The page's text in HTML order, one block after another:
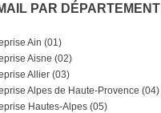
PAR DÉPARTEMENT
Ain (01)
Aisne (02)
Allier (03)
Alpes de Haute-Provence (04)
Hautes-Alpes (05)